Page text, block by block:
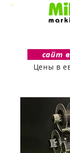
сайт в
Цены в